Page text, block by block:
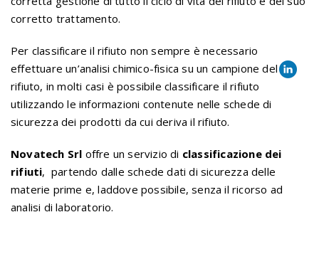
corretto trattamento.
Per classificare il rifiuto non sempre è necessario
effettuare un’analisi chimico-fisica su un campione del
rifiuto, in molti casi è possibile classificare il rifiuto
utilizzando le informazioni contenute nelle schede di
sicurezza dei prodotti da cui deriva il rifiuto.
Novatech Srl offre un servizio di classificazione dei
rifiuti, partendo dalle schede dati di sicurezza delle
materie prime e, laddove possibile, senza il ricorso ad
analisi di laboratorio.